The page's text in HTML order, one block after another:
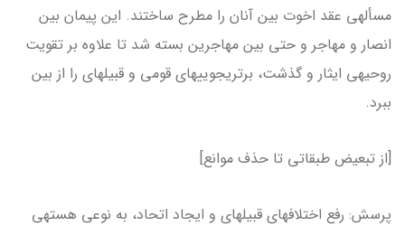
مسأله­ی عقد اخوت بین آنان را مطرح ساختند. این پیمان بین
انصار و مهاجر و حتی بین مهاجرین بسته شد تا علاوه بر تقویت
روحیه­ی ایثار و گذشت، برتری­جویی­های قومی و قبیله­ای را از بین
ببرد.
[از تبعیض طبقاتی تا حذف موانع]
پرسش: رفع اختلاف­های قبیله­ای و ایجاد اتحاد، به نوعی هسته­ی